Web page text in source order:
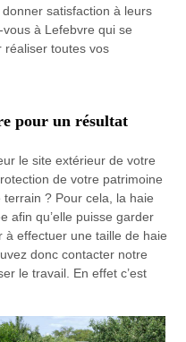
satisfaction à leurs
vous à Lefebvre qui se
réaliser toutes vos
pour un résultat
le site extérieur de votre
de votre patrimoine
? Pour cela, la haie
afin qu’elle puisse garder
effectuer une taille de haie
donc contacter notre
le travail. En effet c’est